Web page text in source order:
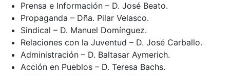
Prensa e Información – D. José Beato.
Propaganda – Dña. Pilar Velasco.
Sindical – D. Manuel Domínguez.
Relaciones con la Juventud – D. José Carballo.
Administración – D. Baltasar Aymerich.
Acción en Pueblos – D. Teresa Bachs.